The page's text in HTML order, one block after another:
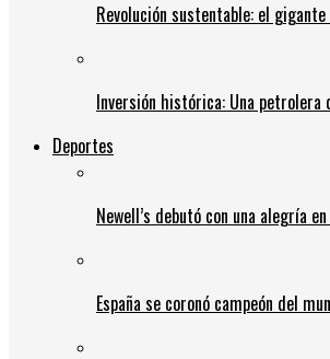
Revolución sustentable: el
Inversión histórica: Una petrolera
Deportes
Newell’s debutó con una alegría
España se coronó campeón del